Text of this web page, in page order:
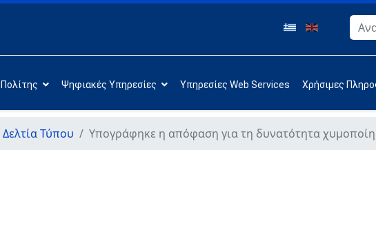
Πολίτης Ψηφιακές Υπηρεσίες Υπηρεσίες Web Services Χρήσιμες
Δελτία Τύπου Υπογράφηκε η απόφαση για τη δυνατότητα